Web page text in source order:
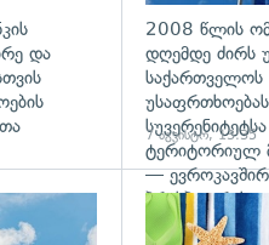
და
2008 წლის
დღემდე ძირს
საქართველოს
ტერიტორიულ
—
პრესპიკერის
7 აგვისტო, 13:35
გადახედვა